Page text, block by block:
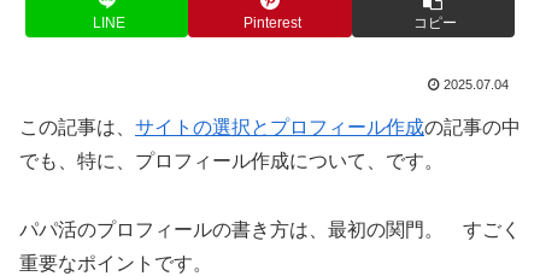
LINE Pinterest コピー
2025.07.04
この記事は、 サイトの選択とプロフィール作成の記事の中
でも、特に、プロフィール作成について、です。
パパ活のプロフィールの書き方は、最初の関門。 すごく
重要なポイントです。